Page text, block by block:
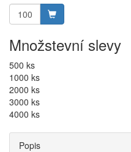
Množstevní slevy
500 ks
1000 ks
2000 ks
3000 ks
4000 ks
Popis